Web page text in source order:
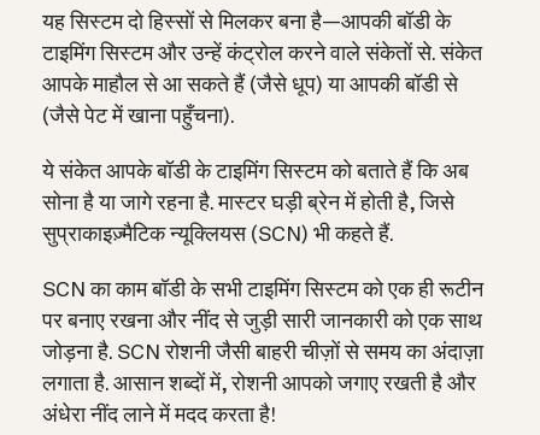
यह सिस्टम दो हिस्सों से मिलकर बना है—आपकी बॉडी के
टाइमिंग सिस्टम और उन्हें कंट्रोल करने वाले संकेतों से. संकेत
आपके माहौल से आ सकते हैं (जैसे धूप) या आपकी बॉडी से
(जैसे पेट में खाना पहुँचना).
ये संकेत आपके बॉडी के टाइमिंग सिस्टम को बताते हैं कि अब
सोना है या जागे रहना है. मास्टर घड़ी ब्रेन में होती है, जिसे
सुप्राकाइज़्मैटिक न्यूक्लियस (SCN) भी कहते हैं.
SCN का काम बॉडी के सभी टाइमिंग सिस्टम को एक ही रूटीन
पर बनाए रखना और नींद से जुड़ी सारी जानकारी को एक साथ
जोड़ना है. SCN रोशनी जैसी बाहरी चीज़ों से समय का अंदाज़ा
लगाता है. आसान शब्दों में,रोशनी आपको जगाए रखती है और
अंधेरा नींद लाने में मदद करता है!